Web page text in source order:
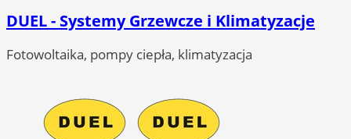
DUEL - Systemy Grzewcze i Klimatyzacje
Fotowoltaika, pompy ciepła, klimatyzacja